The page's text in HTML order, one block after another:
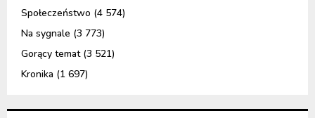
Społeczeństwo (4 574)
Na sygnale (3 773)
Gorący temat(3 521)
Kronika (1 697)